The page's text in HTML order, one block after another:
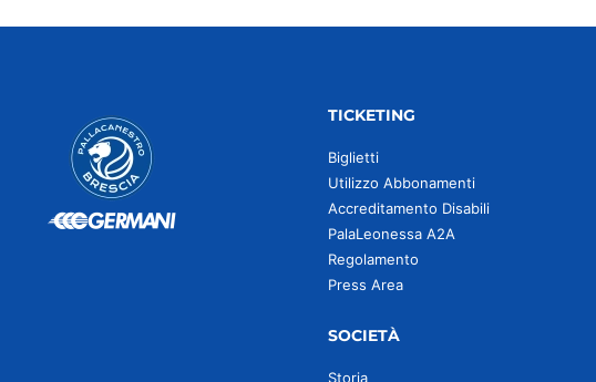
TICKETING
Biglietti
Utilizzo Abbonamenti
Accreditamento Disabili
PalaLeonessa A2A
Regolamento
Press Area
SOCIETÀ
Storia